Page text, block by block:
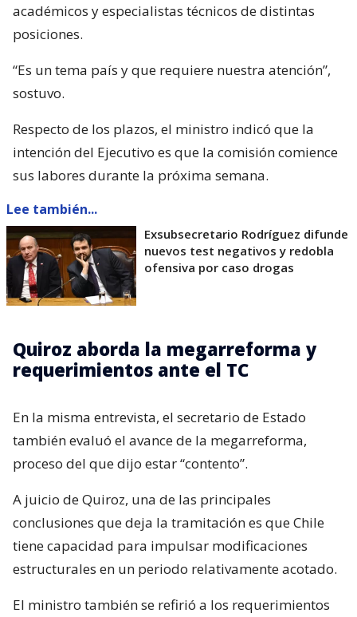
académicos y especialistas técnicos de distintas
posiciones.
“Es un tema país y que requiere nuestra atención”,
sostuvo.
Respecto de los plazos, el ministro indicó que la
intención del Ejecutivo es que la comisión comience
sus labores durante la próxima semana.
Lee también...
Exsubsecretario Rodríguez difunde
nuevos test negativos y redobla
ofensiva por caso drogas
Quiroz aborda la megarreforma y
requerimientos ante el TC
En la misma entrevista, el secretario de Estado
también evaluó el avance de la megarreforma,
proceso del que dijo estar “contento”.
A juicio de Quiroz, una de las principales
conclusiones que deja la tramitación es que Chile
tiene capacidad para impulsar modificaciones
estructurales en un periodo relativamente acotado.
El ministro también se refirió a los requerimientos